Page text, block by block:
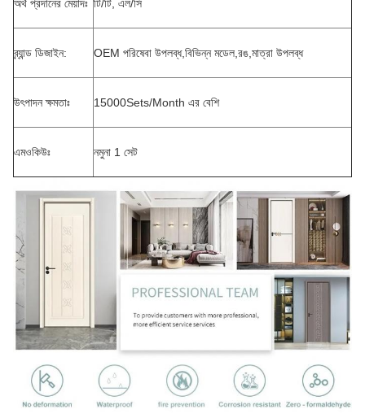
অর্থ প্রদানের মেয়াদঃ টি/টি, এল/সি
ব্র্যান্ড ডিজাইন: OEM পরিষেবা উপলব্ধ,বিভিন্ন মডেল,রঙ,মাত্রা উপলব্ধ
উৎপাদন ক্ষমতাঃ 15000Sets/Month এর বেশি
এমওকিউঃ নমুনা 1 সেট